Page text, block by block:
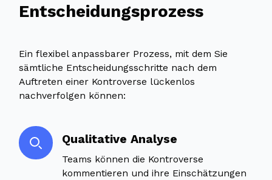
Entscheidungsprozess
Ein flexibel anpassbarer Prozess, mit dem Sie
sämtliche Entscheidungsschritte nach dem
Auftreten einer Kontroverse lückenlos
nachverfolgen können:
Qualitative Analyse
Teams können die Kontroverse
kommentieren und ihre Einschätzungen